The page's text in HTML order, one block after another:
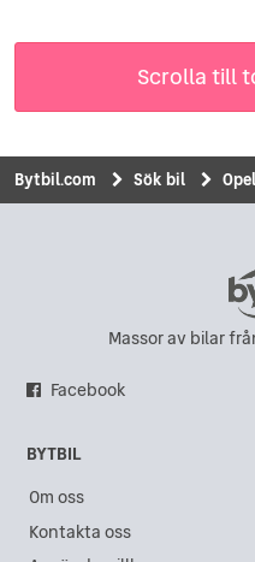
Scrolla till
Bytbil.com Sök bil Opel
Massor av bilar
Facebook
BYTBIL
Om oss
Kontakta oss